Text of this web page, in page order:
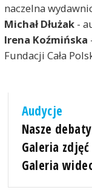
naczelna
Michał Dłużak-
Irena Koźmińska
Fundacji Cała
Audycje
Nasze debaty
Galeria zdjęć
Galeria